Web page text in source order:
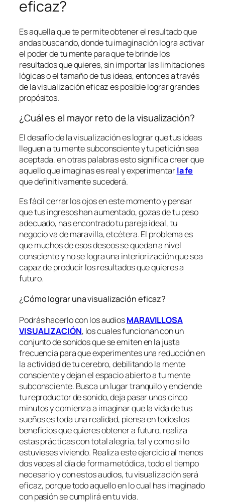
eficaz?
Es aquella que te permite obtener el resultado que
andas buscando, donde tu imaginación logra activar
el poder de tu mente para que te brinde los
resultados que quieres, sin importar las limitaciones
lógicas o el tamaño de tus ideas, entonces a través
de la visualización eficaz es posible lograr grandes
propósitos.
¿Cuál es el mayor reto de la visualización?
El desafío de la visualización es lograr que tus ideas
lleguen a tu mente subconsciente y tu petición sea
aceptada, en otras palabras esto significa creer que
aquello que imaginas es real y experimentarla fe
que definitivamente sucederá.
Es fácil cerrar los ojos en este momento y pensar
que tus ingresos han aumentado, gozas de tu peso
adecuado, has encontrado tu pareja ideal, tu
negocio va de maravilla, etcétera. El problema es
que muchos de esos deseos se quedan a nivel
consciente y no se logra una interiorización que sea
capaz de producir los resultados que quieres a
futuro.
¿Cómo lograr una visualización eficaz?
Podrás hacerlo con los audiosMARAVILLOSA
VISUALIZACIÓN, los cuales funcionan con un
conjunto de sonidos que se emiten en la justa
frecuencia para que experimentes una reducción en
la actividad de tu cerebro, debilitando la mente
consciente y dejan el espacio abierto a tu mente
subconsciente. Busca un lugar tranquilo y enciende
tu reproductor de sonido, deja pasar unos cinco
minutos y comienza a imaginar que la vida de tus
sueños es toda una realidad, piensa en todos los
beneficios que quieres obtener a futuro, realiza
estas prácticas con total alegría, tal y como si lo
estuvieses viviendo. Realiza este ejercicio al menos
dos veces al día de forma metódica, todo el tiempo
necesario y con estos audios, tu visualización será
eficaz, porque todo aquello en lo cual has imaginado
con pasión se cumplirá en tu vida.